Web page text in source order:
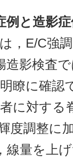
例と造影
，E/C強
造影検査
瞭に確認
に対する
度調整に
線量を上